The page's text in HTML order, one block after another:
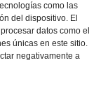
como las
del dispositivo. El
datos como el
únicas en este sitio.
negativamente a
entre otros;
en su política de
Central